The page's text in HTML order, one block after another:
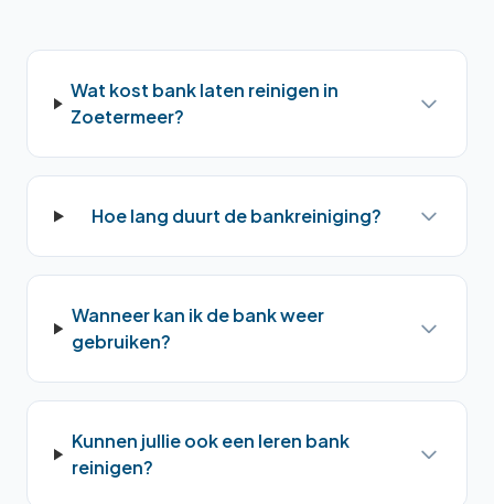
Wat kost bank laten reinigen in
Zoetermeer?
Hoe lang duurt de bankreiniging?
Wanneer kan ik de bank weer
gebruiken?
Kunnen jullie ook een leren bank
reinigen?